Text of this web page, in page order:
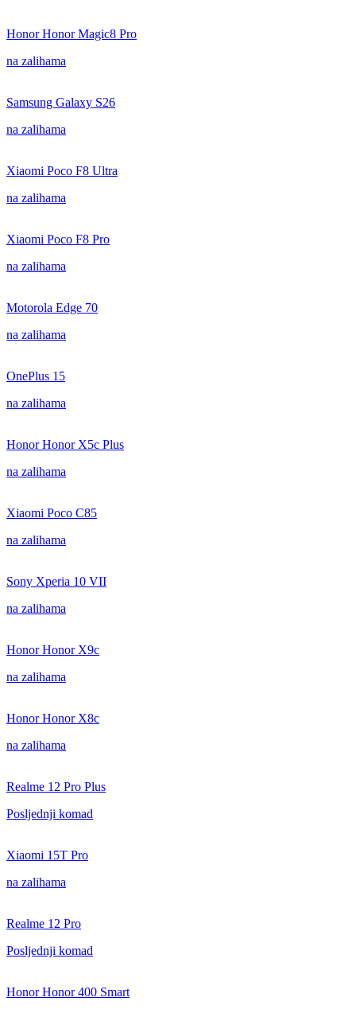
Honor Honor Magic8 Pro
na zalihama
Samsung Galaxy S26
na zalihama
Xiaomi Poco F8 Ultra
na zalihama
Xiaomi Poco F8 Pro
na zalihama
Motorola Edge 70
na zalihama
OnePlus 15
na zalihama
Honor Honor X5c Plus
na zalihama
Xiaomi Poco C85
na zalihama
Sony Xperia 10 VII
na zalihama
Honor Honor X9c
na zalihama
Honor Honor X8c
na zalihama
Realme 12 Pro Plus
Posljednji komad
Xiaomi 15T Pro
na zalihama
Realme 12 Pro
Posljednji komad
Honor Honor 400 Smart